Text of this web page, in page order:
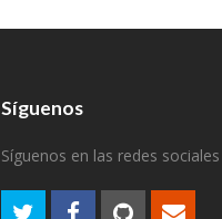
Síguenos
Síguenos en las redes sociales